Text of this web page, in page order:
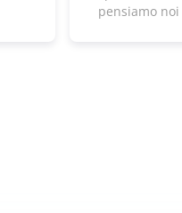
pensiamo noi